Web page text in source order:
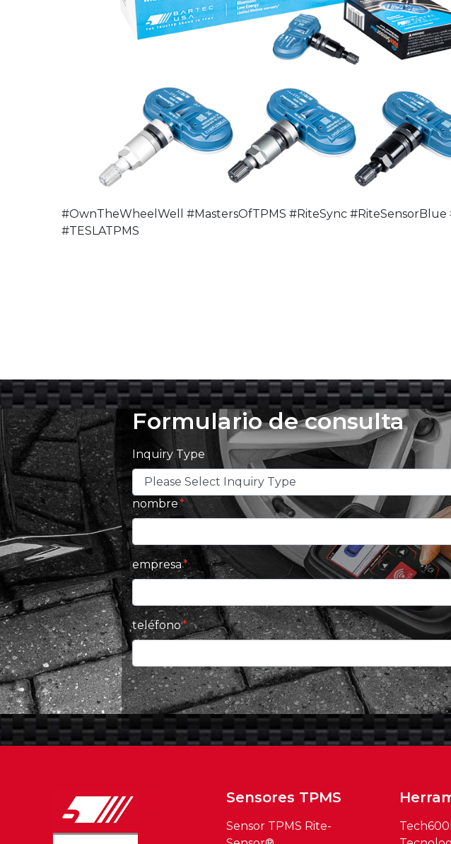
#OwnTheWheelWell #MastersOfTPMS #RiteSync #RiteSensorBlue
#TESLATPMS
Formulario de consulta
Inquiry Type
nombre
empresa
teléfono
Sensores TPMS
Sensor TPMS Rite-